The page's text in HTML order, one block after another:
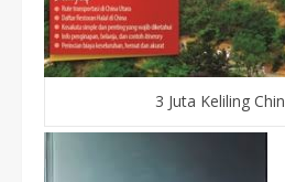
3 Juta Keliling